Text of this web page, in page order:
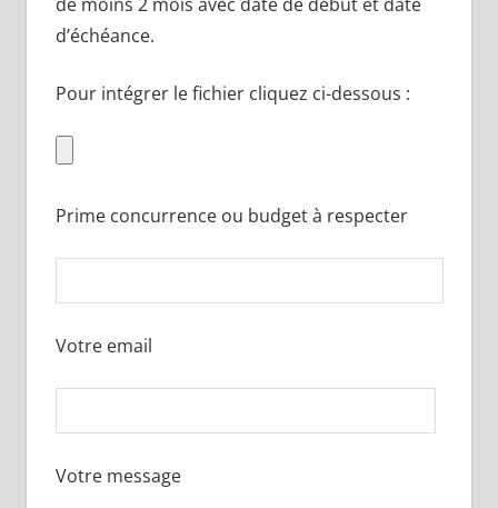
d’échéance.
Pour intégrer le fichier cliquez ci-dessous :
Prime concurrence ou budget à respecter
Votre email
Votre message